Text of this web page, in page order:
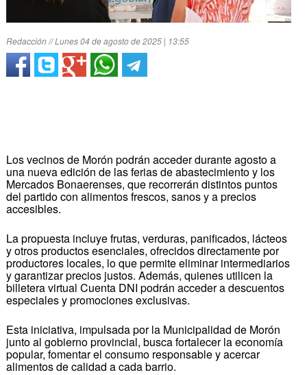
Redacción // Lunes 04 de agosto de 2025 | 13:55
Los vecinos de Morón podrán acceder durante agosto a
una nueva edición de las ferias de abastecimiento y los
Mercados Bonaerenses, que recorrerán distintos puntos
del partido con alimentos frescos, sanos y a precios
accesibles.
La propuesta incluye frutas, verduras, panificados, lácteos
y otros productos esenciales, ofrecidos directamente por
productores locales, lo que permite eliminar intermediarios
y garantizar precios justos. Además, quienes utilicen la
billetera virtual Cuenta DNI podrán acceder a descuentos
especiales y promociones exclusivas.
Esta iniciativa, impulsada por la Municipalidad de Morón
junto al gobierno provincial, busca fortalecer la economía
popular, fomentar el consumo responsable y acercar
alimentos de calidad a cada barrio.